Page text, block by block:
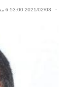
2021/02/03 6:53:00 مساءً